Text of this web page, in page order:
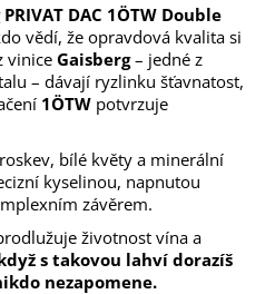
DAC 1ÖTW Double
vědí, že opravdová kvalita si
vinice Gaisberg– jedné z
– dávají ryzlinku šťavnatost,
1ÖTW potvrzuje
bílé květy a minerální
kyselinou, napnutou
závěrem.
životnost vína a
s takovou lahví dorazíš
nezapomene.